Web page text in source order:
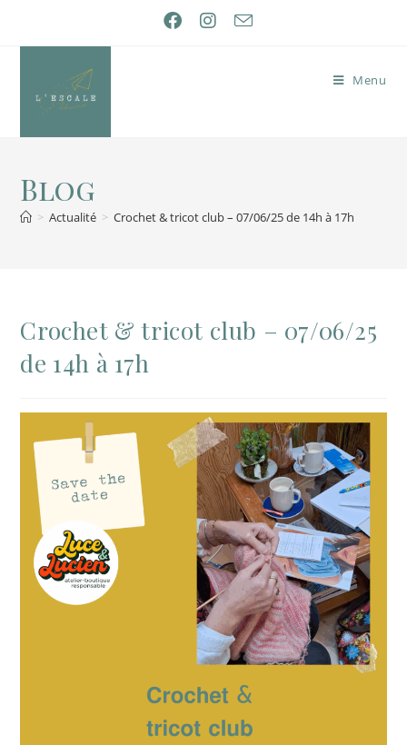
Menu
Blog
> Actualité > Crochet & tricot club – 07/06/25 de 14h à 17h
Crochet & tricot club – 07/06/25
de 14h à 17h